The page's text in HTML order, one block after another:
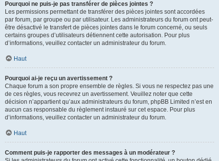
Pourquoi ne puis-je pas transférer de pièces jointes ?
Les permissions permettant de transférer des pièces jointes sont accordées
par forum, par groupe ou par utilisateur. Les administrateurs du forum ont peut-
être désactivé le transfert de pièces jointes dans le forum concerné, ou seuls
certains groupes d’utilisateurs détiennent cette autorisation. Pour plus
d’informations, veuillez contacter un administrateur du forum.
Haut
Pourquoi ai-je reçu un avertissement ?
Chaque forum a son propre ensemble de règles. Si vous ne respectez pas une
de ces règles, vous recevrez un avertissement. Veuillez noter que cette
décision n’appartient qu’aux administrateurs du forum, phpBB Limited n’est en
aucun cas responsable du règlement instauré sur cet espace. Pour plus
d’informations, veuillez contacter un administrateur du forum.
Haut
Comment puis-je rapporter des messages à un modérateur ?